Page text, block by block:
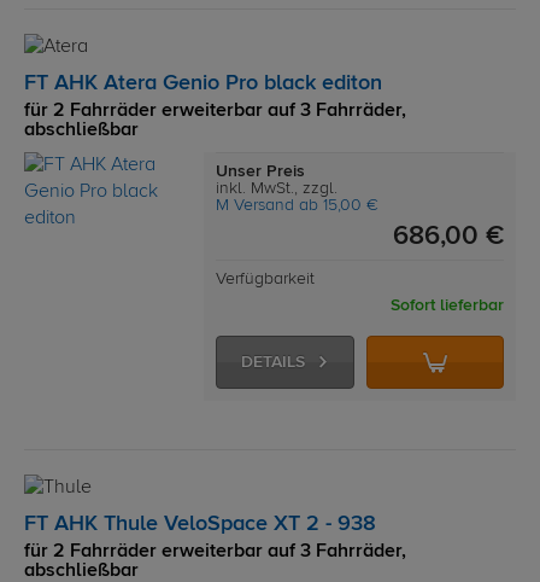
FT AHK Atera Genio Pro black editon
für 2 Fahrräder erweiterbar auf 3 Fahrräder,
abschließbar
Unser Preis
inkl. MwSt., zzgl.
M Versand ab 15,00 €
686,00 €
Verfügbarkeit
Sofort lieferbar
DETAILS
FT AHK Thule VeloSpace XT 2 - 938
für 2 Fahrräder erweiterbar auf 3 Fahrräder,
abschließbar